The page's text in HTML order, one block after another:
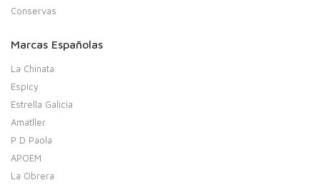
Conservas
Marcas Españolas
La Chinata
Espicy
Estrella Galicia
Amatller
P D Paola
APOEM
La Obrera